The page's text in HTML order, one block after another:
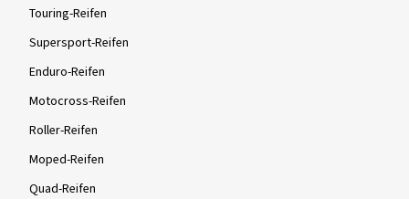
Touring-Reifen
Supersport-Reifen
Enduro-Reifen
Motocross-Reifen
Roller-Reifen
Moped-Reifen
Quad-Reifen